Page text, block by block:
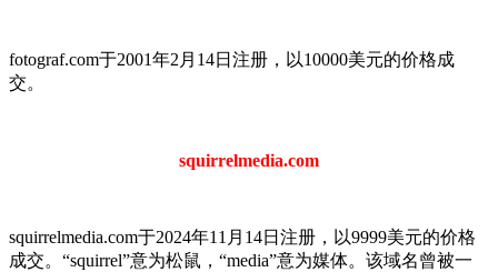
fotograf.com于2001年2月14日注册，以10000美元的价格成
交。
squirrelmedia.com
squirrelmedia.com于2024年11月14日注册，以9999美元的价格
成交。“squirrel”意为松鼠，“media”意为媒体。该域名曾被一